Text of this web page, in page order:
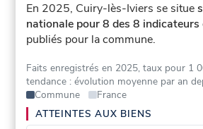
En 2025, Cuiry-lès-Iviers se situe
nationale pour 8 des 8 indicateurs
publiés pour la commune.
Faits enregistrés en 2025, taux pour 1
tendance : évolution moyenne par an
Commune
France
ATTEINTES AUX BIENS